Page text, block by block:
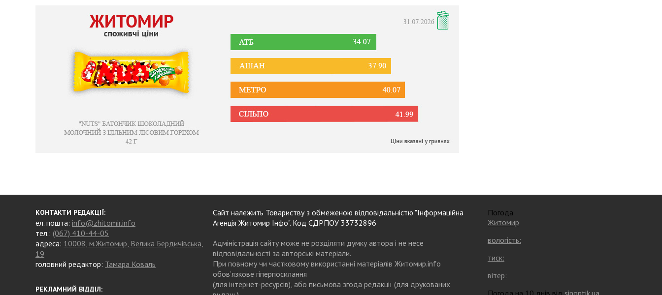
КОНТАКТИ РЕДАКЦІЇ:
ел. пошта: info@zhitomir.info
тел.: (067) 410-44-05
адреса: 10008, м.Житомир, Велика Бердичівська,
19
головний редактор: Тамара Коваль
РЕКЛАМНИЙ ВІДДІЛ:
Сайт належить Товариству з обмеженою відповідальністю "Інформаційна
Агенція Житомир Інфо". Код ЄДРПОУ 33732896
Адміністрація сайту може не розділяти думку автора і не несе
відповідальності за авторські матеріали.
При повному чи частковому використанні матеріалів Житомир.info
обов’язкове гіперпосилання
(для інтернет-ресурсів), або письмова згода редакції (для друкованих
Погода
Житомир
вологість:
тиск:
вітер:
Погода на 10 днів від sinoptik.ua